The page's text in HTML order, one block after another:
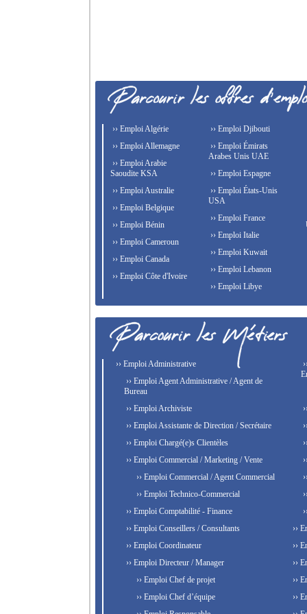
›› Emploi Algérie
›› Emploi Allemagne
›› Emploi Arabie
Saoudite KSA
›› Emploi Australie
›› Emploi Belgique
›› Emploi Bénin
›› Emploi Cameroun
›› Emploi Canada
›› Emploi Côte d'Ivoire
›› Emploi Djibouti
›› Emploi Émirats
Arabes Unis UAE
›› Emploi Espagne
›› Emploi États-Unis
USA
›› Emploi France
›› Emploi Italie
›› Emploi Kuwait
›› Emploi Lebanon
›› Emploi Libye
›› Emploi Administrative
›› Emploi Agent Administrative / Agent de
Bureau
›› Emploi Archiviste
›› Emploi Assistante de Direction / Secrétaire
›› Emploi Chargé(e)s Clientèles
›› Emploi Commercial / Marketing / Vente
›› Emploi Commercial / Agent Commercial
›› Emploi Technico-Commercial
›› Emploi Comptabilité - Finance
›› Emploi Conseillers / Consultants
›› Emploi Coordinateur
›› Emploi Directeur / Manager
›› Emploi Chef de projet
›› Emploi Chef d’équipe
››
››
››
››
››